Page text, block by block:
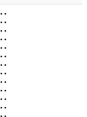
• •
• •
• •
• •
• •
• •
• •
• •
• •
• •
• •
• •